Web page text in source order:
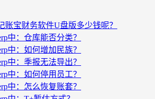
账宝财务软件U盘版多少钱呢？
中：仓库能否分类？
中：如何增加民族？
中：季报无法导出？
中：如何停用员工？
中：怎么恢复账套？